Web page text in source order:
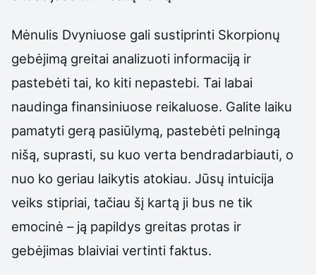
Mėnulis Dvyniuose gali sustiprinti Skorpionų
gebėjimą greitai analizuoti informaciją ir
pastebėti tai, ko kiti nepastebi. Tai labai
naudinga finansiniuose reikaluose. Galite laiku
pamatyti gerą pasiūlymą, pastebėti pelningą
nišą, suprasti, su kuo verta bendradarbiauti, o
nuo ko geriau laikytis atokiau. Jūsų intuicija
veiks stipriai, tačiau šį kartą ji bus ne tik
emocinė – ją papildys greitas protas ir
gebėjimas blaiviai vertinti faktus.